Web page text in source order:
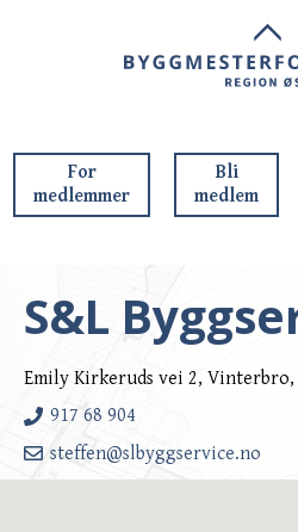
For
medlemmer
Bli
medlem
S&L
Emily Kirkeruds vei 2,
917 68 904
steffen@slbyggservice.no